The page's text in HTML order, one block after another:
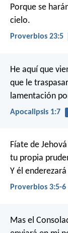
Porque se
cielo.
Proverbios 23:5
He aquí que
que le
lamentación
Apocalipsis 1:7
Fíate de
tu propia
Y él
Proverbios 3:5-6
Mas el